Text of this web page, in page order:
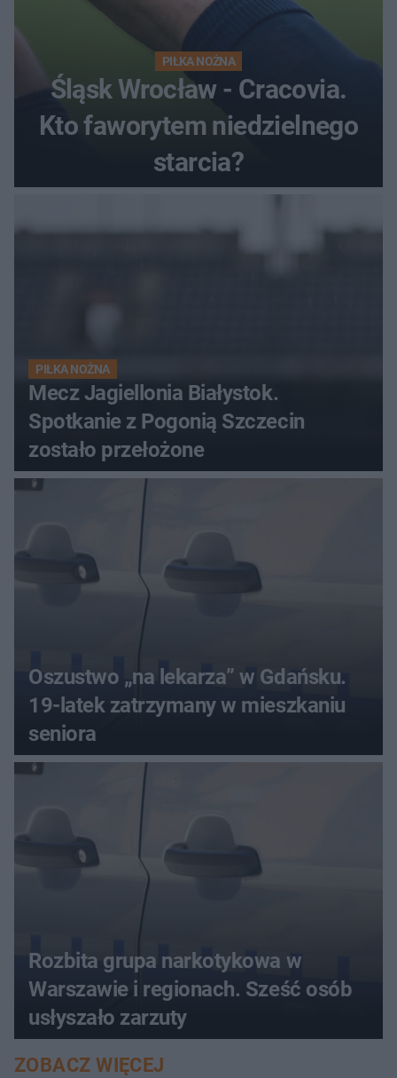
PIŁKA NOŻNA
Śląsk Wrocław - Cracovia.
Kto faworytem niedzielnego
starcia?
PIŁKA NOŻNA
Mecz Jagiellonia Białystok.
Spotkanie z Pogonią Szczecin
zostało przełożone
Oszustwo „na lekarza” w Gdańsku.
19-latek zatrzymany w mieszkaniu
seniora
Rozbita grupa narkotykowa w
Warszawie i regionach. Sześć osób
usłyszało zarzuty
ZOBACZ WIĘCEJ